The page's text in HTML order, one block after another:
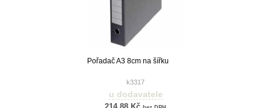
Pořadač A3 8cm na šířku
k3317
u dodavatele